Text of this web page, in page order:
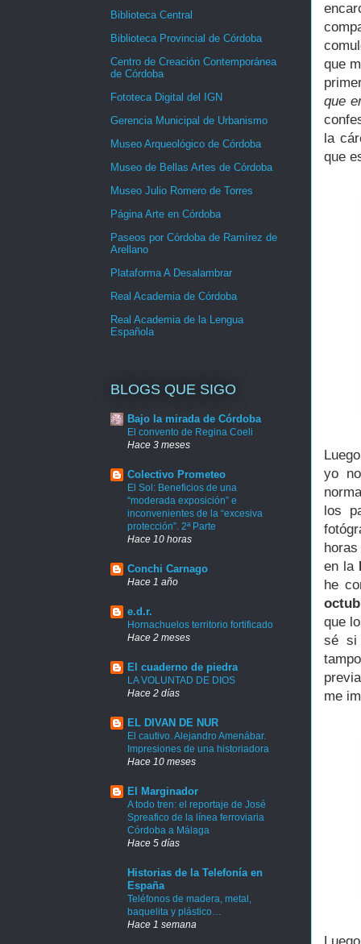
que
que
la
que
yo
los
en la
he
que
sé si
me
Biblioteca Central
Biblioteca Provincial de Córdoba
Centro de Creación Contemporánea
de Córdoba
Fototeca Digital del IGN
Gerencia Municipal de Urbanismo
Museo Arqueológico de Córdoba
Museo de Bellas Artes de Córdoba
Museo Julio Romero de Torres
Página Arte en Córdoba
Paseos por Córdoba de Ramírez de
Arellano
Plataforma A Desalambrar
Real Academia de Córdoba
Real Academia de la Lengua
Española
BLOGS QUE SIGO
Bajo la mirada de Córdoba
El convento de Regina Coeli
Hace 3 meses
Colectivo Prometeo
El Sol: Beneficios de una
“moderada exposición” e
inconvenientes de la “excesiva
protección”. 2ª Parte
Hace 10 horas
Conchi Carnago
Hace 1 año
e.d.r.
Hornachuelos territorio fortificado
Hace 2 meses
El cuaderno de piedra
LA VOLUNTAD DE DIOS
Hace 2 días
EL DIVAN DE NUR
El cautivo. Alejandro Amenábar.
Impresiones de una historiadora
Hace 10 meses
El Marginador
A todo tren: el reportaje de José
Spreafico de la línea ferroviaria
Córdoba a Málaga
Hace 5 días
Historias de la Telefonía en
España
Teléfonos de madera, metal,
baquelita y plástico…
Hace 1 semana